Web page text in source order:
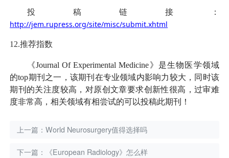
投稿链接：
http://jem.rupress.org/site/misc/submit.xhtml
12.推荐指数
《Journal Of Experimental Medicine》是生物医学领域
的top期刊之一，该期刊在专业领域内影响力较大，同时该
期刊的关注度较高，对原创文章要求创新性很高，过审难
度非常高，相关领域有相尝试的可以投稿此期刊！
上一篇：World Neurosurgery值得选择吗
下一篇： 《European Radiology》怎么样